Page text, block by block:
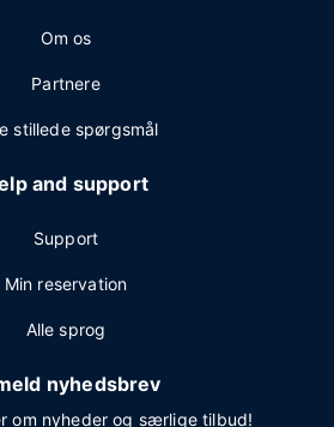
Om os
Partnere
stillede spørgsmål
and support
Support
Min reservation
Alle sprog
nyhedsbrev
om nyheder og særlige tilbud!